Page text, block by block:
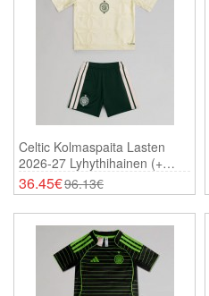
Celtic Kolmaspaita Lasten
2026-27 Lyhythihainen (+
Shortsit)
36.45€96.13€